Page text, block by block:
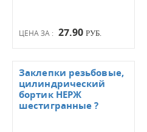
ЦЕНА ЗА : 27.90 РУБ.
Заклепки резьбовые,
цилиндрический
бортик НЕРЖ
шестигранные ?